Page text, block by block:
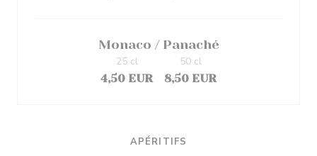
Monaco / Panaché
4,50 EUR
25 cl
8,50 EUR
50 cl
APÉRITIFS